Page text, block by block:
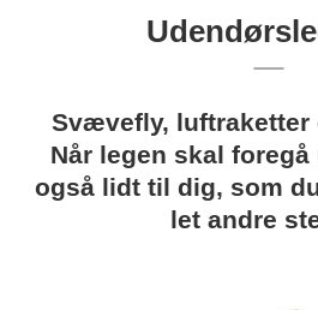
Svævefly, luftraketter
Når legen skal
også lidt til dig, som
let andre